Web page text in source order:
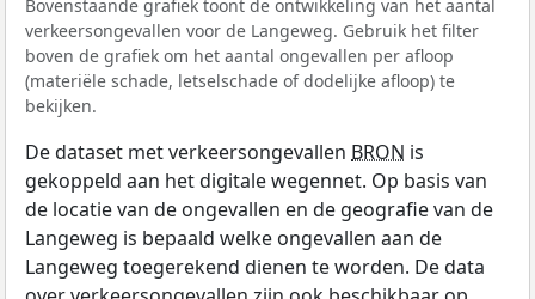
Bovenstaande grafiek toont de ontwikkeling van het aantal
verkeersongevallen voor de Langeweg. Gebruik het filter
boven de grafiek om het aantal ongevallen per afloop
(materiële schade, letselschade of dodelijke afloop) te
bekijken.
De dataset met verkeersongevallen BRON is
gekoppeld aan het digitale wegennet. Op basis van
de locatie van de ongevallen en de geografie van de
Langeweg is bepaald welke ongevallen aan de
Langeweg toegerekend dienen te worden. De data